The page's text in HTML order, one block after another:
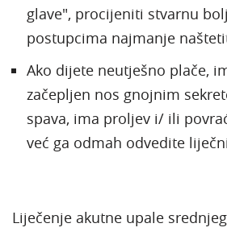
glave", procijeniti stvarnu
postupcima najmanje
Ako dijete neutješno plače,
začepljen nos gnojnim
spava, ima proljev i/ ili
već ga odmah odvedite
Liječenje akutne upale